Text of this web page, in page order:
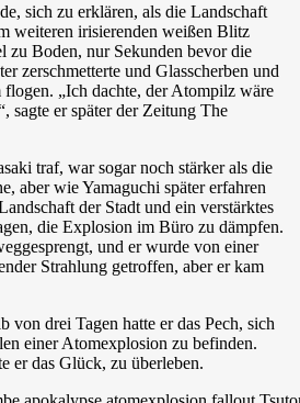
sich zu erklären, als die Landschaft
weiteren irisierenden weißen Blitz
zu Boden, nur Sekunden bevor die
zerschmetterte und Glasscherben und
„Ich dachte, der Atompilz wäre
sagte er später der Zeitung The
traf, war sogar noch stärker als die
aber wie Yamaguchi später erfahren
der Stadt und ein verstärktes
die Explosion im Büro zu dämpfen.
und er wurde von einer
Strahlung getroffen, aber er kam
von drei Tagen hatte er das Pech, sich
einer Atomexplosion zu befinden.
er das Glück, zu überleben.